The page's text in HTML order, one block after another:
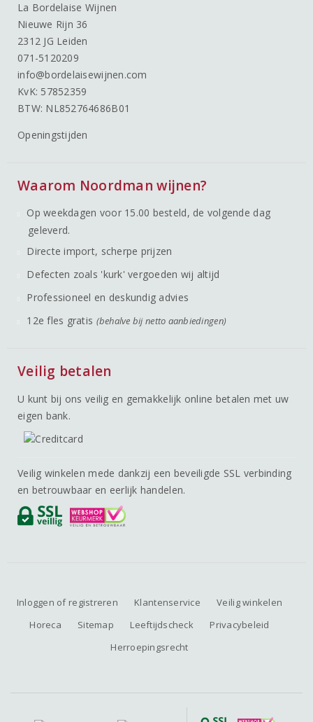
La Bordelaise Wijnen
Nieuwe Rijn 36
2312 JG Leiden
071-5120209
info@bordelaisewijnen.com
KvK: 57852359
BTW: NL852764686B01
Openingstijden
Waarom Noordman wijnen?
Op weekdagen voor 15.00 besteld, de volgende dag
geleverd.
Directe import, scherpe prijzen
Defecten zoals 'kurk' vergoeden wij altijd
Professioneel en deskundig advies
12e fles gratis (behalve bij netto aanbiedingen)
Veilig betalen
U kunt bij ons veilig en gemakkelijk online betalen met uw
eigen bank.
Veilig winkelen mede dankzij een beveiligde SSL verbinding
en betrouwbaar en eerlijk handelen.
Inloggen of registreren Klantenservice
Veilig winkelen
Horeca
Sitemap Leeftijdscheck
Privacybeleid
Herroepingsrecht